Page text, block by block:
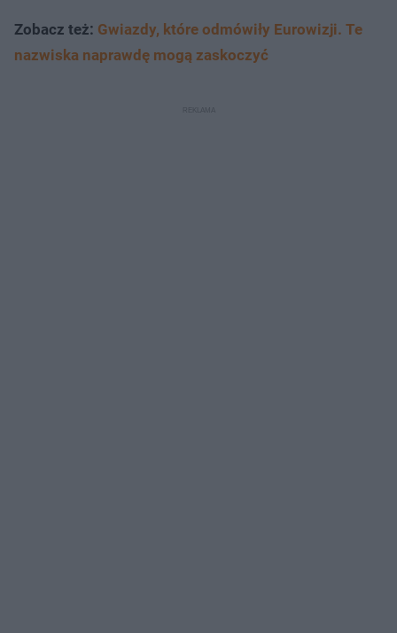
Zobacz też: Gwiazdy, które odmówiły Eurowizji. Te
nazwiska naprawdę mogą zaskoczyć